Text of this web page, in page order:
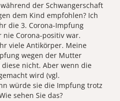
der Schwangerschaft
dem Kind empfohlen? Ich
die 3. Corona-Impfung
Corona-positiv war.
viele Antikörper. Meine
wegen der Mutter
nicht. Aber wenn die
wird (vgl.
würde sie die Impfung trotz
sehen Sie das?